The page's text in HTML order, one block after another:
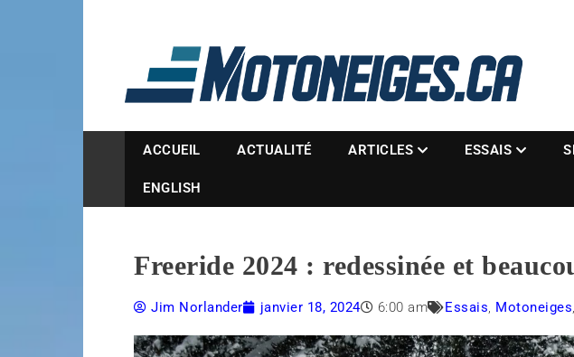
Magazine Motoneiges.ca
ACCUEIL ACTUALITÉ ARTICLES ESSAIS
ENGLISH
Freeride 2024 : redessinée et
Jim Norlander janvier 18, 2024 6:00 am Essais, Motoneiges